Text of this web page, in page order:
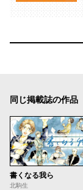
同じ掲載誌の作品
書くなる我ら
北駒生